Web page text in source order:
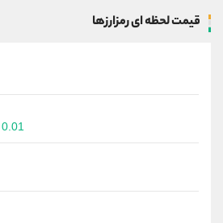
قیمت لحظه ای رمزارزها
0.01